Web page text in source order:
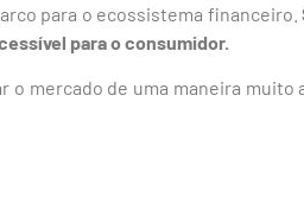
para o ecossistema financeiro.
para o consumidor.
o mercado de uma maneira muito